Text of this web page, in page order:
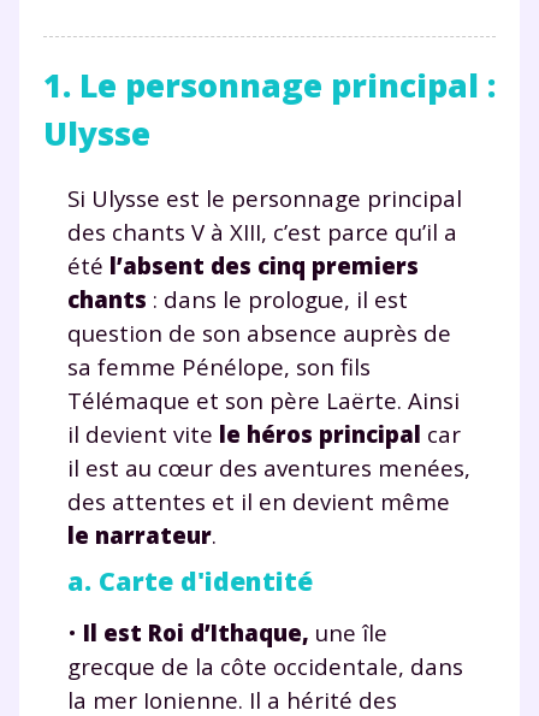
1. Le personnage principal :
Ulysse
Si Ulysse est le personnage principal
des chants V à XIII, c’est parce qu’il a
été l’absent des cinq premiers
chants : dans le prologue, il est
question de son absence auprès de
sa femme Pénélope, son fils
Télémaque et son père Laërte. Ainsi
il devient vite le héros principal car
il est au cœur des aventures menées,
des attentes et il en devient même
le narrateur.
a. Carte d'identité
• Il est Roi d’Ithaque, une île
grecque de la côte occidentale, dans
la mer Ionienne. Il a hérité des